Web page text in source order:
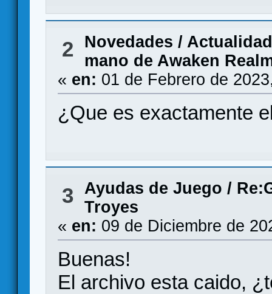
2
Novedades / Actualidad
mano de Awaken
« en: 01 de Febrero de
¿Que es exactamente
3 Ayudas de Juego /
Troyes
« en: 09 de Diciembre de
Buenas!
El archivo esta caido,